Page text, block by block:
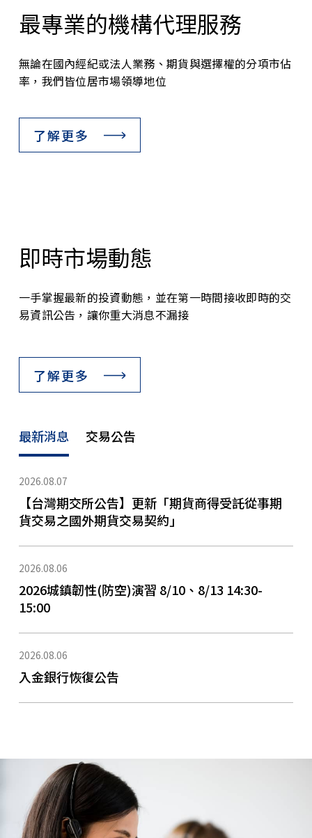
最專業的機構代理服務
無論在國內經紀或法人業務、期貨與選擇權的分項市佔
率，我們皆位居市場領導地位
了解更多
即時市場動態
一手掌握最新的投資動態，並在第一時間接收即時的交
易資訊公告，讓你重大消息不漏接
了解更多
最新消息 交易公告
2026.08.07
【台灣期交所公告】更新「期貨商得受託從事期
貨交易之國外期貨交易契約」
2026.08.06
2026城鎮韌性(防空)演習 8/10、8/13 14:30-
15:00
2026.08.06
入金銀行恢復公告